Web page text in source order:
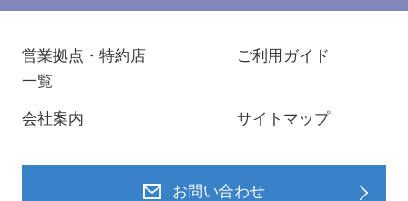
営業拠点・特約店
一覧
ご利用ガイド
会社案内 サイトマップ
お問い合わせ